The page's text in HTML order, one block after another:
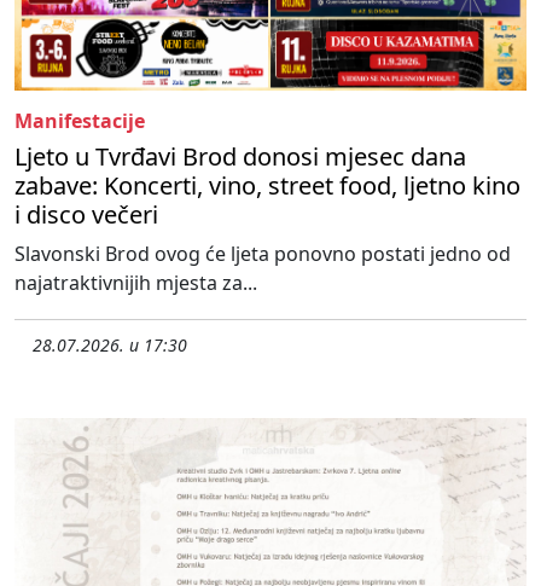
Manifestacije
Ljeto u Tvrđavi Brod donosi mjesec dana
zabave: Koncerti, vino, street food, ljetno kino
i disco večeri
Slavonski Brod ovog će ljeta ponovno postati jedno od
najatraktivnijih mjesta za...
28.07.2026. u 17:30